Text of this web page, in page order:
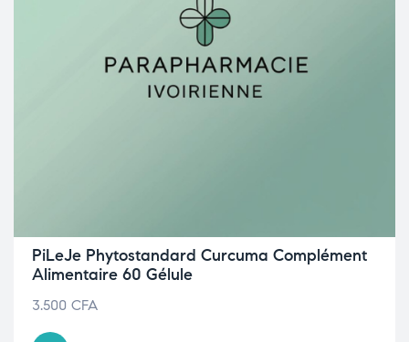
PiLeJe Phytostandard Curcuma Complément
Alimentaire 60 Gélule
3.500 CFA